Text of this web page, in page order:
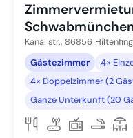
Kanal str., 86856
Gästezimmer
4×
4× Doppelzimmer (2
Ganze Unterkunft (20